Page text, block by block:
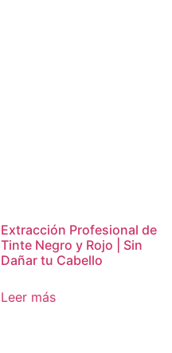
Extracción Profesional de
Tinte Negro y Rojo | Sin
Dañar tu Cabello
Leer más